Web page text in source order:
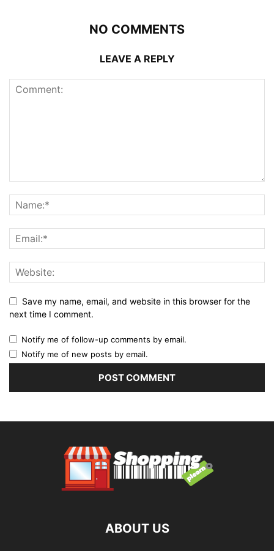
NO COMMENTS
LEAVE A REPLY
Save my name, email, and website in this browser for the
next time I comment.
Notify me of follow-up comments by email.
Notify me of new posts by email.
ABOUT US